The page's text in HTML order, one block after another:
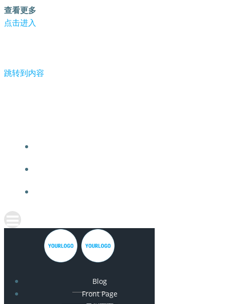
查看更多
点击进入
跳转到内容
Blog
Front Page